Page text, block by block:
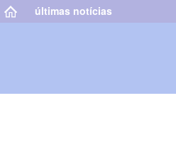
últimas notícias